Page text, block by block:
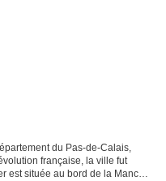
du Pas-de-Calais,
française, la ville fut
est située au bord de la Manche,